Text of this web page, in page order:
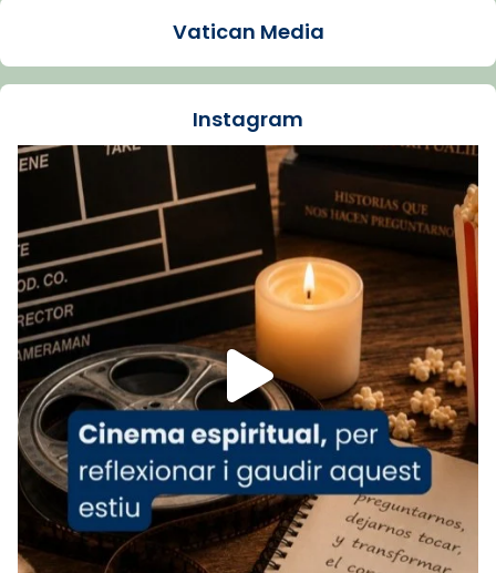
La Carmina va patir depressió. Fa gairebé
dos mesos, a l'Estadi Lluís Companys, la
Recupera l'entrevista comp
Vatican
tican News 👇
www.vaticannews.va/es/iglesia/news/2026-
07/carmina-historia-depresion-papa-viaje-
espana-testimoni...
Foto
View on Facebook · Share
Arquebisbat de Barcelona
2 weeks ago
«Avui les santes Juliana i Semproniana ens
ajuden a alçar la mirada»
Mons. Sergi Gordo, bisbe de Tortosa, ha
Vatican Media
Instagram